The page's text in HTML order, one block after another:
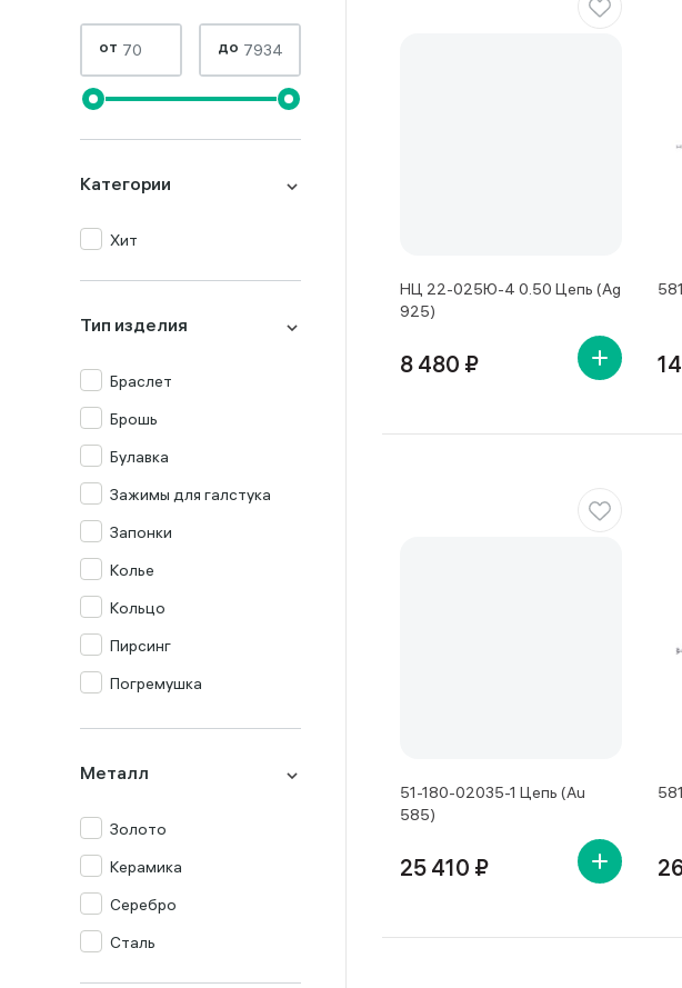
от до
Категории
Хит
Тип изделия
Браслет
Брошь
Булавка
Зажимы для галстука
Запонки
Колье
Кольцо
Пирсинг
Погремушка
Сувенир
Цепь
Часы
Шнур
Металл
Золото
Керамика
Серебро
Сталь
НЦ 22-025Ю-4 0.50 Цепь (Ag
925)
8 480 ₽
51-180-02035-1 Цепь (Au
585)
25 410 ₽